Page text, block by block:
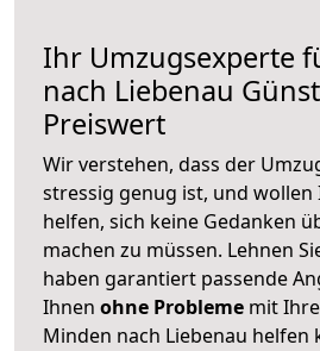
Ihr Umzugsexperte
nach Liebenau
Preiswert
Wir verstehen, dass der
stressig genug ist, und wollen
helfen, sich keine Gedanken
machen zu müssen. Lehnen
haben garantiert passende
Ihnen ohne Probleme mit
Minden nach Liebenau helfen